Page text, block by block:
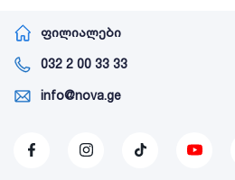
ფილიალები
032 2 00 33 33
info@nova.ge